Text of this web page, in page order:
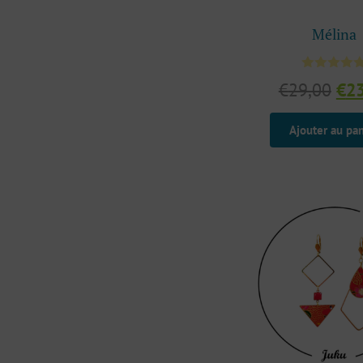
Mélina
€29,00 Le
€
Ajouter au